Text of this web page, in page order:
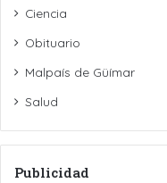
Ciencia
Obituario
Malpaís de Güímar
Salud
Publicidad